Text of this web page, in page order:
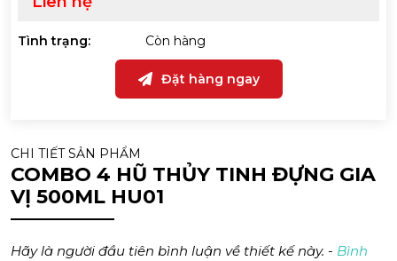
Tình trạng: Còn hàng
Đặt hàng ngay
CHI TIẾT SẢN PHẨM
COMBO 4 HŨ THỦY TINH ĐỰNG GIA
VỊ 500ML HU01
Hãy là người đầu tiên bình luận về thiết kế này. - Bình